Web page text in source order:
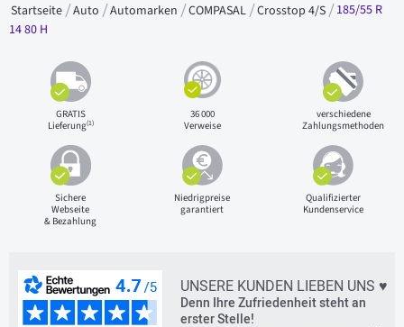
Startseite Auto Automarken COMPASAL Crosstop 4/S
185/55 R
14 80 H
GRATIS
Lieferung(1)
36 000
Verweise
verschiedene
Zahlungsmethoden
Sichere
Webseite
& Bezahlung
Niedrigpreise
garantiert
Qualifizierter
Kundenservice
UNSERE KUNDEN LIEBEN UNS ♥
Denn Ihre Zufriedenheit steht an
erster Stelle!